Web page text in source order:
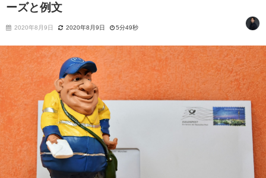
ーズと例文
2020年8月9日 2020年8月9日 5分49秒